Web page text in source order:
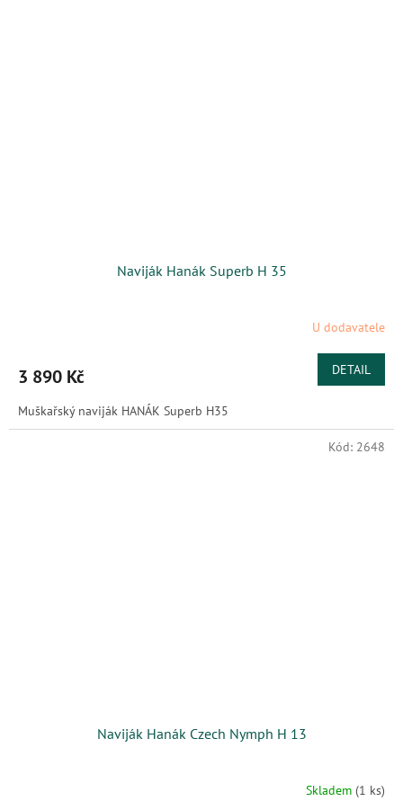
Naviják Hanák Superb H 35
U dodavatele
3 890 Kč DETAIL
Muškařský naviják HANÁK Superb H35
Naviják Hanák Czech Nymph H 13
Skladem (1 ks)
Kód: 2648